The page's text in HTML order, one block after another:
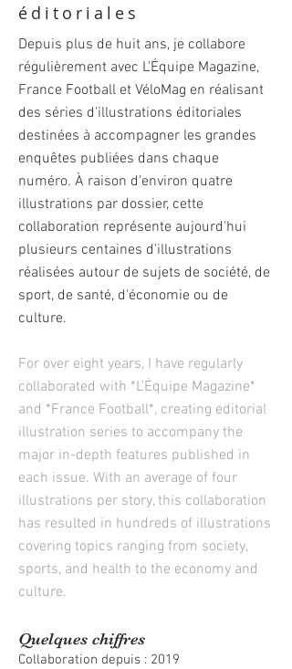
éditoriales
Depuis plus de huit ans, je collabore
régulièrement avec L'Équipe Magazine,
France Football et VéloMag en réalisant
des séries d'illustrations éditoriales
destinées à accompagner les grandes
enquêtes publiées dans chaque
numéro. À raison d'environ quatre
illustrations par dossier, cette
collaboration représente aujourd'hui
plusieurs centaines d'illustrations
réalisées autour de sujets de société, de
sport, de santé, d'économie ou de
culture.
For over eight years, I have regularly
collaborated with *L'Équipe Magazine*
and *France Football*, creating editorial
illustration series to accompany the
major in-depth features published in
each issue. With an average of four
illustrations per story, this collaboration
has resulted in hundreds of illustrations
covering topics ranging from society,
sports, and health to the economy and
culture.
Quelques chiffres
Collaboration depuis : 2019